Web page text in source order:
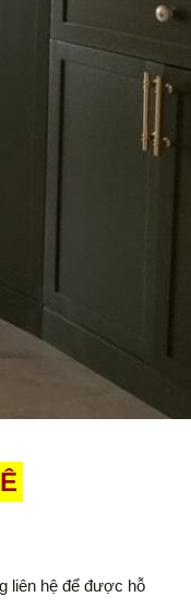
liên hệ để được hỗ